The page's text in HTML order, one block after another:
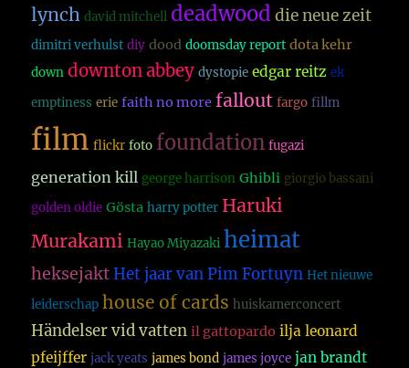
lynch david mitchell deadwood die neue zeit
dimitri verhulst diy dood doomsday report dota kehr
down downton abbey dystopie edgar reitz ek
emptiness erie faith no more fallout fargo fillm
film flickr foto foundation fugazi
generation kill george harrison Ghibli giorgio bassani
golden oldie Gösta harry potter Haruki
Murakami Hayao Miyazaki heimat
heksejakt Het jaar van Pim Fortuyn Het nieuwe
leiderschap house of cards huiskamerconcert
Händelser vid vatten il gattopardo ilja leonard
pfeijffer jack yeats james bond james joyce jan brandt